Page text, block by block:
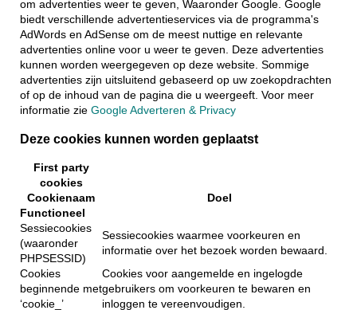
om advertenties weer te geven, Waaronder Google. Google
biedt verschillende advertentieservices via de programma's
AdWords en AdSense om de meest nuttige en relevante
advertenties online voor u weer te geven. Deze advertenties
kunnen worden weergegeven op deze website. Sommige
advertenties zijn uitsluitend gebaseerd op uw zoekopdrachten
of op de inhoud van de pagina die u weergeeft. Voor meer
informatie zie Google Adverteren & Privacy
Deze cookies kunnen worden geplaatst
First party
cookies
Cookienaam
Doel
Functioneel
Sessiecookies
(waaronder
PHPSESSID)
Sessiecookies waarmee voorkeuren en
informatie over het bezoek worden bewaard.
Cookies
beginnende met
‘cookie_’
Cookies voor aangemelde en ingelogde
gebruikers om voorkeuren te bewaren en
inloggen te vereenvoudigen.